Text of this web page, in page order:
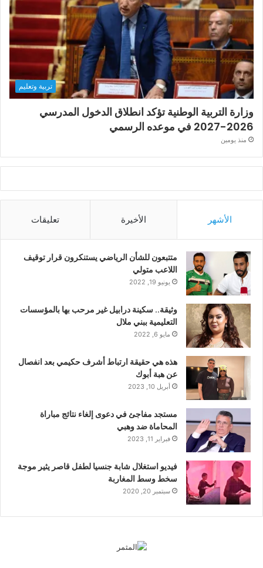
تربية وتعليم
وزارة التربية الوطنية تؤكد انطلاق الدخول المدرسي
2026-2027 في موعده الرسمي
منذ يومين
الأشهر الأخيرة تعليقات
متتبعون للشأن الرياضي يستنكرون قرار توقيف
اللاعب متولي
يونيو 19, 2022
وثيقة.. سكينة درابيل غير مرحب بها بالمؤسسات
التعليمية ببني ملال
مايو 6, 2022
هذه هي حقيقة ارتباط أشرف حكيمي بعد انفصال
عن هبة أبوك
أبريل 10, 2023
مستجد مفاجئ في دعوى إلغاء نتائج مباراة
المحاماة ضد وهبي
فبراير 11, 2023
فيديو استغلال شابة جنسيا لطفل قاصر يثير موجة
سخط وسط المغاربة
سبتمبر 20, 2020